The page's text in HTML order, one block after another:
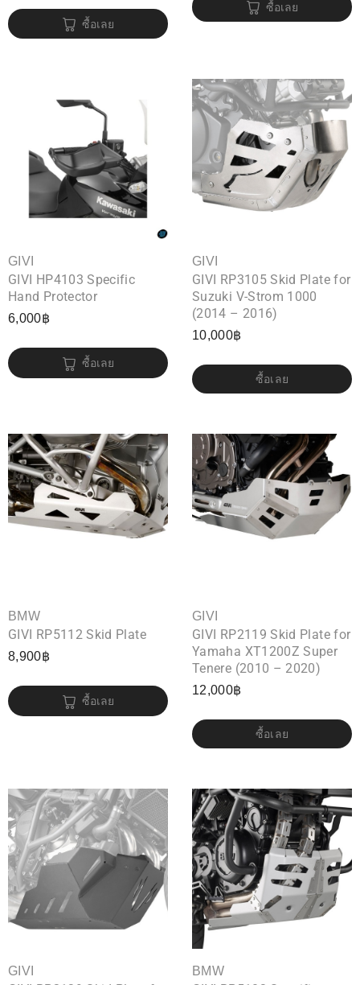
ซื้อเลย
ซื้อเลย
GIVI
GIVI HP4103 Specific
Hand Protector
6,000฿
ซื้อเลย
GIVI
GIVI RP3105 Skid Plate for
Suzuki V-Strom 1000
(2014 – 2016)
10,000฿
ซื้อเลย
BMW
GIVI RP5112 Skid Plate
8,900฿
ซื้อเลย
GIVI
GIVI RP2119 Skid Plate for
Yamaha XT1200Z Super
Tenere (2010 – 2020)
12,000฿
ซื้อเลย
GIVI BMW